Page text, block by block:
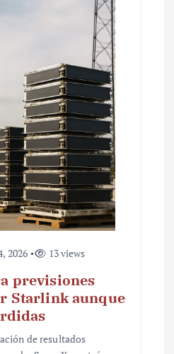
2026 13 views
previsiones
Starlink aunque
de resultados